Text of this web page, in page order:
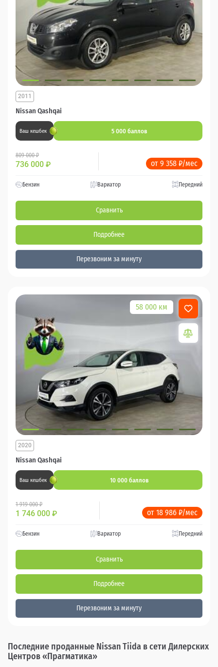
Nissan Qashqai
2011
Ваш кешбек 5 000 баллов
809 000 ₽
736 000 ₽ от 9 358 ₽/мес
Бензин Вариатор Передний
Сравнить
Подробнее
Перезвоним за минуту
58 000 км
Nissan Qashqai
2020
Ваш кешбек 10 000 баллов
1 919 000 ₽
1 746 000 ₽ от 18 986 ₽/мес
Бензин Вариатор Передний
Сравнить
Подробнее
Перезвоним за минуту
Последние проданные Nissan Tiida в сети Дилерских
Центров «Прагматика»